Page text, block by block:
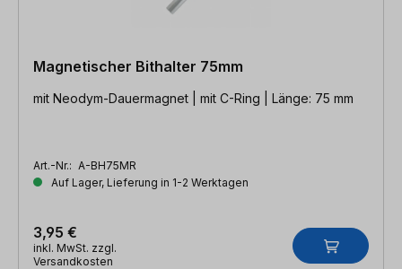
Magnetischer Bithalter 75mm
mit Neodym-Dauermagnet | mit C-Ring | Länge: 75 mm
Art.-Nr.: A-BH75MR
Auf Lager, Lieferung in 1-2 Werktagen
3,95 €
inkl. MwSt. zzgl.
Versandkosten